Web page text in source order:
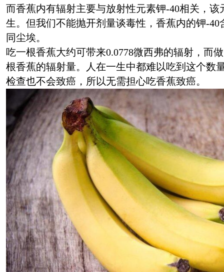
而香蕉内有辐射主要与放射性元素钾-40相关，该
生。但我们不能抛开剂量谈毒性，香蕉内的钾-
同尘埃。
吃一根香蕉大约可带来0.0778微西弗的辐射，而
根香蕉的辐射量。人在一生中都难以吃到这个数
检查也不会致癌，所以无需担心吃香蕉致癌。